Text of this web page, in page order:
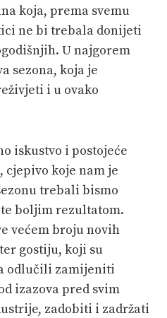
koja, prema svemu
ne bi trebala donijeti
U najgorem
sezona, koja je
i u ovako
iskustvo i postojeće
koje nam je
trebali bismo
boljim rezultatom.
većem broju novih
gostiju, koji su
odlučili zamijeniti
izazova pred svim
zadobiti i zadržati